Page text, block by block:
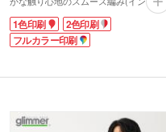
ロック)で伸縮性抜群。スリム感のある
シルエットが体にフィットし、動きやす
さをサポートします。UVカット機能付
1色からフルカラーまでオリジナルデザ
グッズにぴったりです。
1色印刷
2色印刷
フルカラー印刷